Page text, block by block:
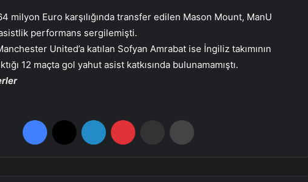
r
milyon Euro karşılığında transfer edilen Mason Mount, ManU
asistlik performans sergilemişti.
United’a katılan Sofyan Amrabat ise İngiliz takımının
12 maçta gol yahut asist katkısında bulunamamıştı.